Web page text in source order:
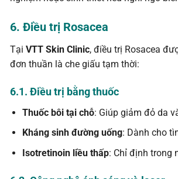
6. Điều trị Rosacea
Tại VTT Skin Clinic, điều trị Rosacea
đơn thuần là che giấu tạm thời:
6.1. Điều trị bằng thuốc
Thuốc bôi tại chỗ: Giúp giảm đỏ da
Kháng sinh đường uống: Dành cho
Isotretinoin liều thấp: Chỉ định trong